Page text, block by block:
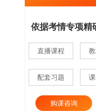
依据考情专项精
直播课程
配套习题
购课咨询